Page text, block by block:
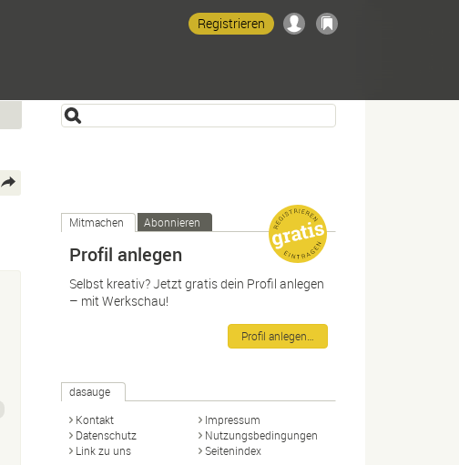
Registrieren
Mitmachen Abonnieren
Profil anlegen
Selbst kreativ? Jetzt gratis dein Profil anlegen
– mit Werkschau!
Profil anlegen…
dasauge
Kontakt
Impressum
Datenschutz
Nutzungsbedingungen
Link zu uns
Seitenindex